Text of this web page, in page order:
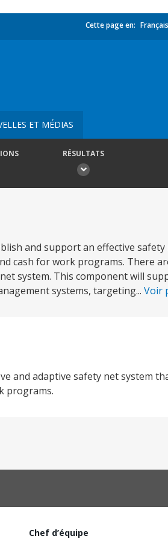
Cette page en: Français
ET MÉDIAS
RÉSULTATS
and support an effective safety
cash for work programs. There
system. This component will
systems, targeting... Voir
and adaptive safety net system
programs.
Chef d’équipe